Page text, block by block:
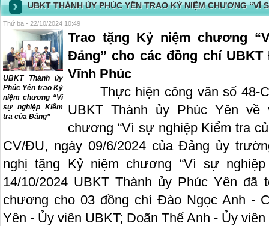
UBKT THÀNH ỦY PHÚC YÊN TRAO KỶ NIỆM CHƯƠNG “VÌ
Thứ ba - 22/10/2024 10:49
UBKT Thành ủy
Phúc Yên trao Kỷ
niệm chương “Vì
sự nghiệp Kiểm
tra của Đảng”
Trao tặng Kỷ niệm chương
Đảng” cho các đồng chí
Vĩnh Phúc
Thực hiện công văn số 48-
UBKT Thành ủy Phúc Yên
chương “Vì sự nghiệp Kiểm tra
CV/ĐU, ngày 09/6/2024 của Đảng ủy
nghị tặng Kỷ niệm chương “Vì sự
14/10/2024 UBKT Thành ủy Phúc Yên
chương cho 03 đồng chí Đào Ngọc Anh -
Yên - Ủy viên UBKT; Doãn Thế Anh - Ủy viên